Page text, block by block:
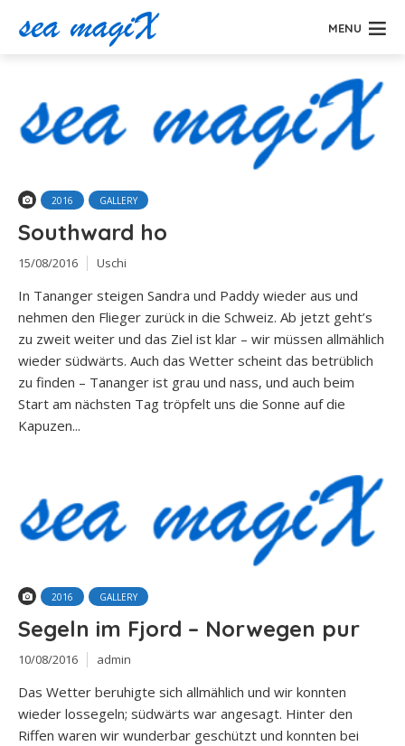
MENU
2016 GALLERY
Southward ho
15/08/2016 Uschi
In Tananger steigen Sandra und Paddy wieder aus und
nehmen den Flieger zurück in die Schweiz. Ab jetzt geht’s
zu zweit weiter und das Ziel ist klar – wir müssen allmählich
wieder südwärts. Auch das Wetter scheint das betrüblich
zu finden – Tananger ist grau und nass, und auch beim
Start am nächsten Tag tröpfelt uns die Sonne auf die
Kapuzen...
2016 GALLERY
Segeln im Fjord – Norwegen pur
10/08/2016 admin
Das Wetter beruhigte sich allmählich und wir konnten
wieder lossegeln; südwärts war angesagt. Hinter den
Riffen waren wir wunderbar geschützt und konnten bei